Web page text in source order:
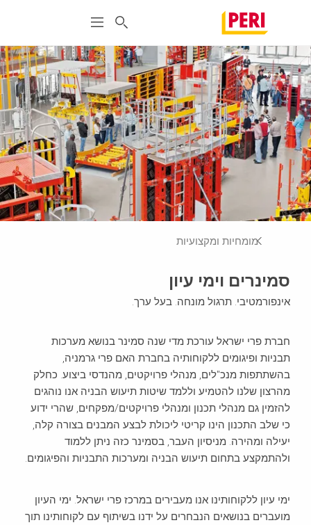
מומחיות ומקצועיות
סמינרים וימי עיון
אינפורמטיבי. תרגול מונחה. בעל ערך.
חברת פרי ישראל עורכת מדי שנה סמינר בנושא מערכות
תבניות ופיגומים ללקוחותיה בחברת האם פרי גרמניה,
בהשתתפות מנכ"לים, מנהלי פרויקטים, מהנדסי ביצוע. כחלק
מהרצון שלנו להטמיע וללמד שיטות תיעוש הבניה אנו נוהגים
להזמין גם מנהלי תכנון ומנהלי פרויקטים/מפקחים, שהרי ידוע
כי שלב התכנון הינו קריטי ליכולת לבצע המבנים בצורה קלה,
יעילה ומהירה. מניסיון העבר, בסמינר כזה ניתן ללמוד
ולהתמקצע בתחום תיעוש הבניה ומערכות התבניות והפיגומים.
ימי עיון ללקוחותינו אנו מעבירים במרכז פרי ישראל. ימי העיון
מועברים בנושאים הנבחרים על ידנו בשיתוף עם לקוחותינו תוך